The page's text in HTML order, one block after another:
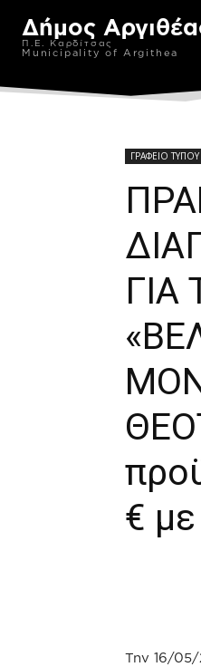
Δήμος
Π.Ε. Καρδίτσας
Municipality of Argithea
ΓΡΑΦΕΙΟ ΤΥΠΟΥ
€
Την 16/05/